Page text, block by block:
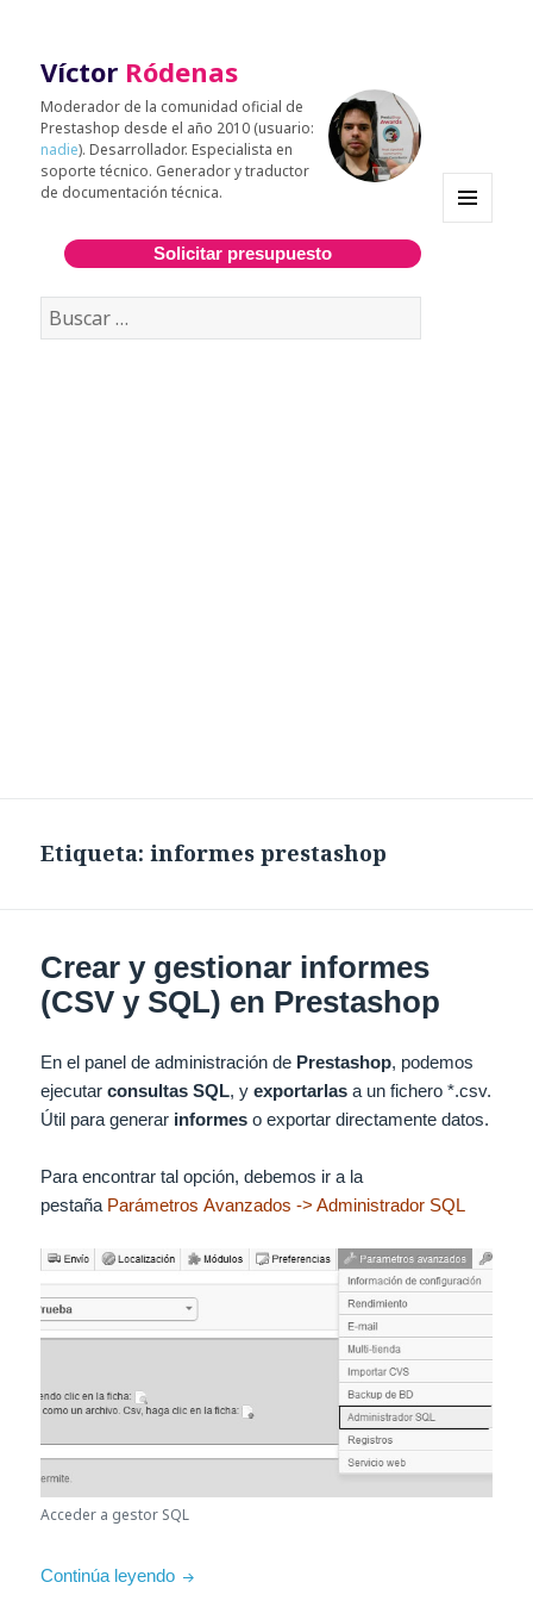
Víctor Ródenas
Moderador de la comunidad oficial de
Prestashop desde el año 2010 (usuario:
nadie). Desarrollador. Especialista en
soporte técnico. Generador y traductor
de documentación técnica.
Solicitar presupuesto
Buscar:
Etiqueta:informes prestashop
Crear y gestionar informes
(CSV y SQL) en Prestashop
En el panel de administración de Prestashop, podemos
ejecutarconsultas SQL, yexportarlasa un fichero *.csv.
Útil para generar informes o exportar directamente datos.
Para encontrar tal opción, debemos ir a la
pestaña Parámetros Avanzados -> Administrador SQL
Acceder a gestor SQL
Continúa leyendo Crear y gestionar informes (CSV y SQL) en